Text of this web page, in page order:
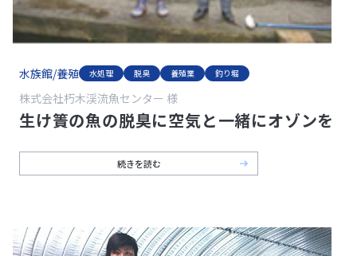
生け簀の魚の脱臭に空気と一緒にオゾンを
水族館/養殖 水処理 脱臭 養殖業 釣り堀
株式会社朽木渓流魚センター 様
続きを読む